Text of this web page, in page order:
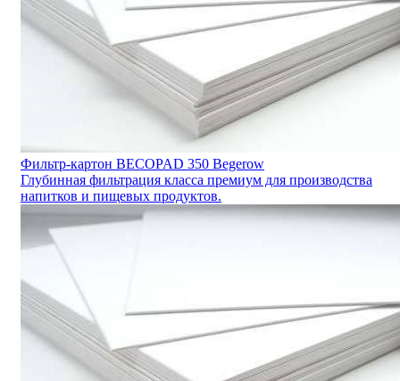
Фильтр-картон BECOPAD 350 Begerow
Глубинная фильтрация класса премиум для производства
напитков и пищевых продуктов.